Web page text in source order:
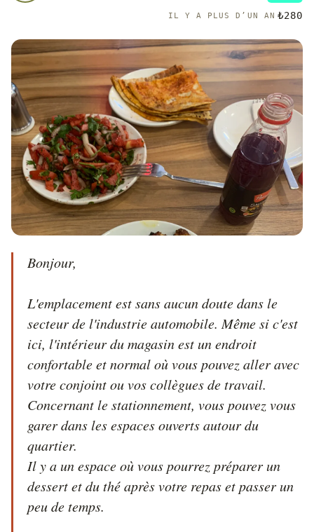
IL Y A PLUS D’UN AN ₺280
Bonjour,
L'emplacement est sans aucun doute dans le
secteur de l'industrie automobile. Même si c'est
ici, l'intérieur du magasin est un endroit
confortable et normal où vous pouvez aller avec
votre conjoint ou vos collègues de travail.
Concernant le stationnement, vous pouvez vous
garer dans les espaces ouverts autour du
quartier.
Il y a un espace où vous pourrez préparer un
dessert et du thé après votre repas et passer un
peu de temps.